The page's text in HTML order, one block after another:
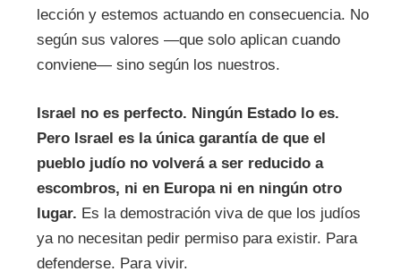
lección y estemos actuando en consecuencia. No
según sus valores —que solo aplican cuando
conviene— sino según los nuestros.
Israel no es perfecto. Ningún Estado lo es.
Pero Israel es la única garantía de que el
pueblo judío no volverá a ser reducido a
escombros, ni en Europa ni en ningún otro
lugar. Es la demostración viva de que los judíos
ya no necesitan pedir permiso para existir. Para
defenderse. Para vivir.